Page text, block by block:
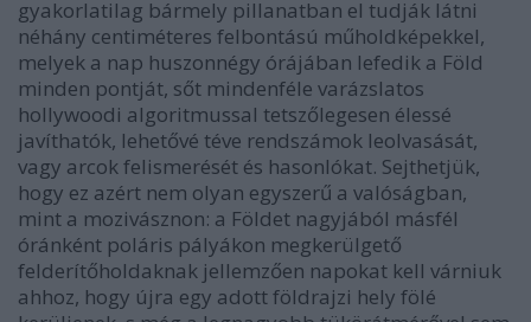
gyakorlatilag bármely pillanatban el tudják látni
néhány centiméteres felbontású műholdképekkel,
melyek a nap huszonnégy órájában lefedik a Föld
minden pontját, sőt mindenféle varázslatos
hollywoodi algoritmussal tetszőlegesen élessé
javíthatók, lehetővé téve rendszámok leolvasását,
vagy arcok felismerését és hasonlókat. Sejthetjük,
hogy ez azért nem olyan egyszerű a valóságban,
mint a mozivásznon: a Földet nagyjából másfél
óránként poláris pályákon megkerülgető
felderítőholdaknak jellemzően napokat kell várniuk
ahhoz, hogy újra egy adott földrajzi hely fölé